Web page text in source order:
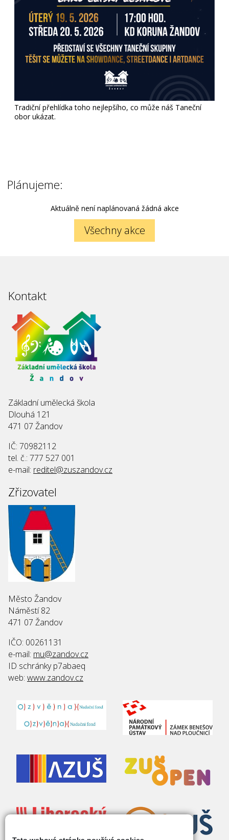
Tradiční přehlídka toho nejlepšího, co může náš Taneční
obor ukázat.
Plánujeme:
Aktuálně není naplánovaná žádná akce
Všechny akce
Kontakt
Základní umělecká škola
Dlouhá 121
471 07 Žandov
IČ: 70982112
tel. č.: 777 527 001
e-mail: reditel@zuszandov.cz
Zřizovatel
Město Žandov
Náměstí 82
471 07 Žandov
IČO: 00261131
e-mail: mu@zandov.cz
ID schránky p7abaeq
web: www.zandov.cz